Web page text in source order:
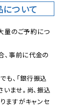
ついて
量のご予約につ
、事前に代金の
も、「銀行振込
ませ。尚、振込
ますがキャンセ